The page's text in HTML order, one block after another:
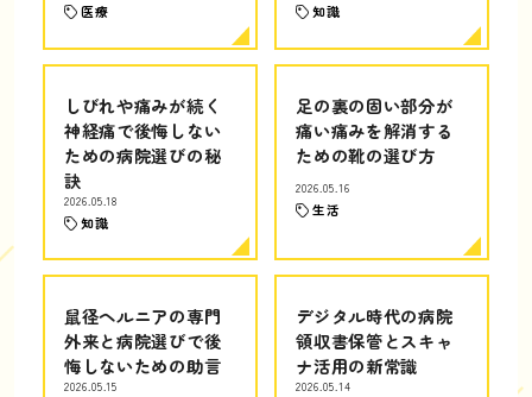
医療 知識
しびれや痛みが続く
神経痛で後悔しない
ための病院選びの秘
訣
2026.05.18
知識
足の裏の固い部分が
痛い痛みを解消する
ための靴の選び方
2026.05.16
生活
鼠径ヘルニアの専門
外来と病院選びで後
悔しないための助言
2026.05.15
デジタル時代の病院
領収書保管とスキャ
ナ活用の新常識
2026.05.14